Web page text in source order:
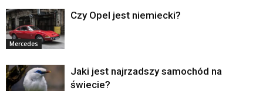
Mercedes
Czy Opel jest niemiecki?
Jaki jest najrzadszy samochód na
świecie?